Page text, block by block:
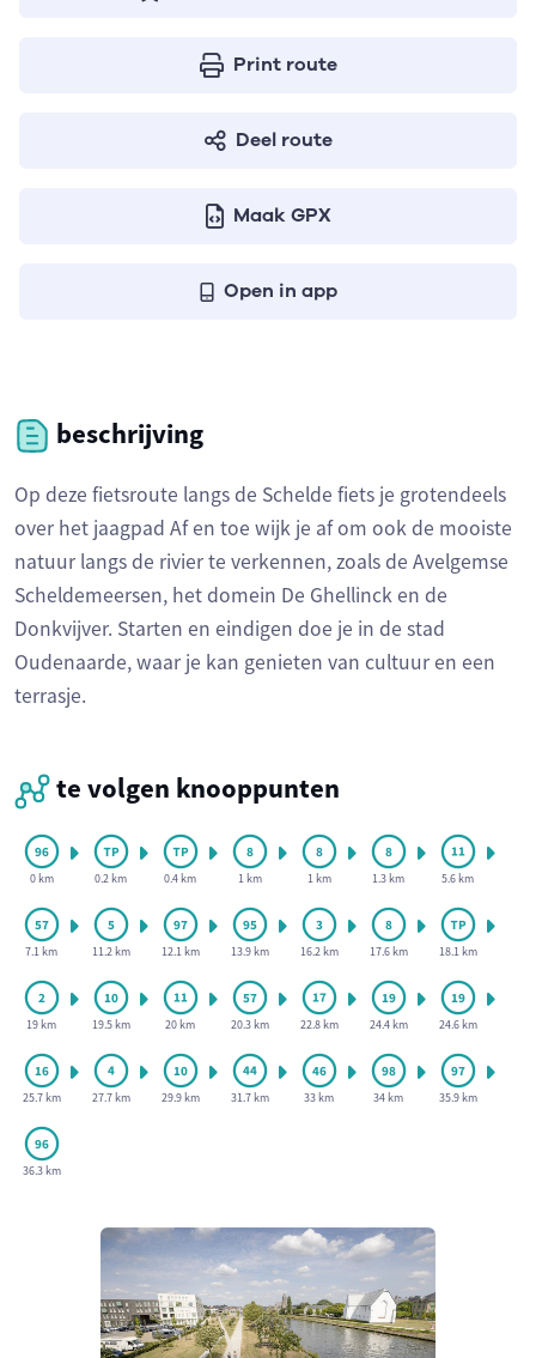
Print route
Deel route
Maak GPX
Open in app
beschrijving
Op deze fietsroute langs de Schelde fiets je grotendeels
over het jaagpad Af en toe wijk je af om ook de mooiste
natuur langs de rivier te verkennen, zoals de Avelgemse
Scheldemeersen, het domein De Ghellinck en de
Donkvijver. Starten en eindigen doe je in de stad
Oudenaarde, waar je kan genieten van cultuur en een
terrasje.
te volgen knooppunten
0 km 0.2 km 0.4 km 1 km 1 km 1.3 km 5.6 km
7.1 km 11.2 km 12.1 km 13.9 km 16.2 km 17.6 km 18.1 km
19 km 19.5 km 20 km 20.3 km 22.8 km 24.4 km 24.6 km
25.7 km 27.7 km 29.9 km 31.7 km 33 km 34 km 35.9 km
36.3 km